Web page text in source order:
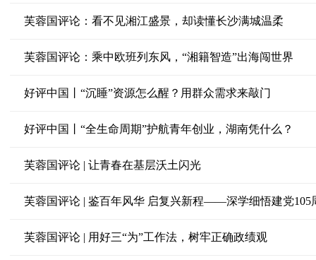
芙蓉国评论：看不见湘江盛景，却读懂长沙满城温柔
芙蓉国评论：乘中欧班列东风，“湘籍智造”出海闯世界
好评中国丨“沉睡”资源怎么醒？用群众需求来敲门
好评中国丨“全生命周期”护航青年创业，湖南凭什么？
芙蓉国评论 | 让青春在基层沃土闪光
芙蓉国评论 | 鉴百年风华 启复兴新程——深学细悟建党105
芙蓉国评论 | 用好三“为”工作法，树牢正确政绩观